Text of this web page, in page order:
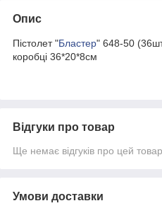
Опис
Пістолет "Бластер" 648-50
коробці 36*20*8см
Відгуки про товар
Ще немає відгуків про цей товар
Умови доставки